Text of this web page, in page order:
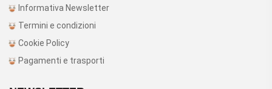
Informativa Newsletter
Termini e condizioni
Cookie Policy
Pagamenti e trasporti